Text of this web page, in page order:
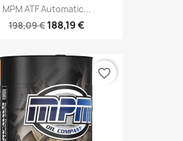
MPM ATF Automatic...
198,09 € 188,19 €
favorite_border